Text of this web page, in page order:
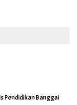
Pendidikan Banggai